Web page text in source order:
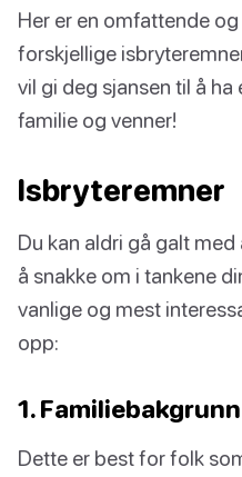
Her er en omfattende
forskjellige
vil gi deg sjansen til å
familie og venner!
Isbryteremner
Du kan aldri gå galt
å snakke om i tankene
vanlige og mest
opp:
1. Familiebakgrunn
Dette er best for folk